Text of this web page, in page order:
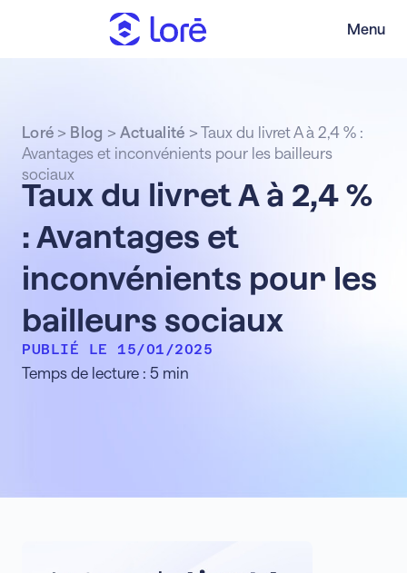
Menu
Taux du livret A à 2,4 %
: Avantages et
inconvénients pour les
bailleurs sociaux
PUBLIÉ LE 15/01/2025
Temps de lecture : 5 min
Loré > Blog > Actualité > Taux du livret A à 2,4 % :
Avantages et inconvénients pour les bailleurs
sociaux